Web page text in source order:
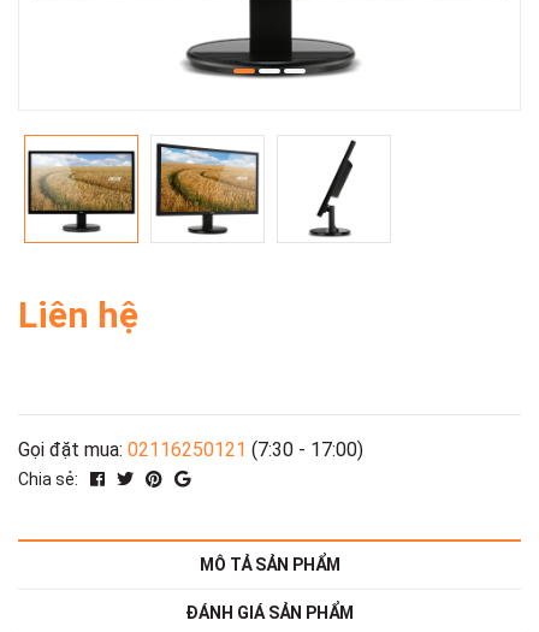
Liên hệ
Gọi đặt mua: 02116250121 (7:30 - 17:00)
Chia sẻ:
MÔ TẢ SẢN PHẨM
ĐÁNH GIÁ SẢN PHẨM